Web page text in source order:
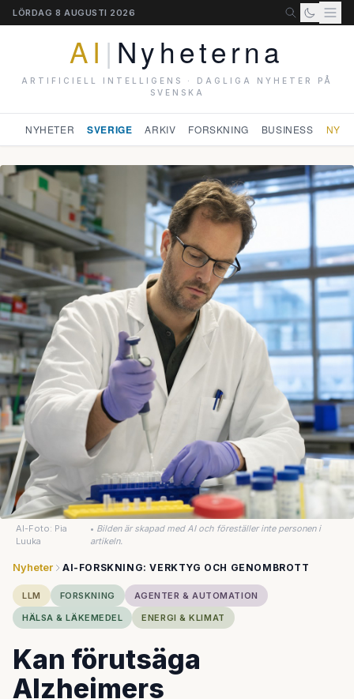
LÖRDAG 8 AUGUSTI 2026
AI | Nyheterna
ARTIFICIELL INTELLIGENS · DAGLIGA NYHETER PÅ
SVENSKA
NYHETER SVERIGE ARKIV FORSKNING BUSINESS
AI-Foto: Pia
Luuka
• Bilden är skapad med AI och föreställer inte personen i
artikeln.
Nyheter AI-FORSKNING: VERKTYG OCH GENOMBROTT
LLM FORSKNING
AGENTER & AUTOMATION
HÄLSA & LÄKEMEDEL
ENERGI & KLIMAT
Kan förutsäga
Alzheimers